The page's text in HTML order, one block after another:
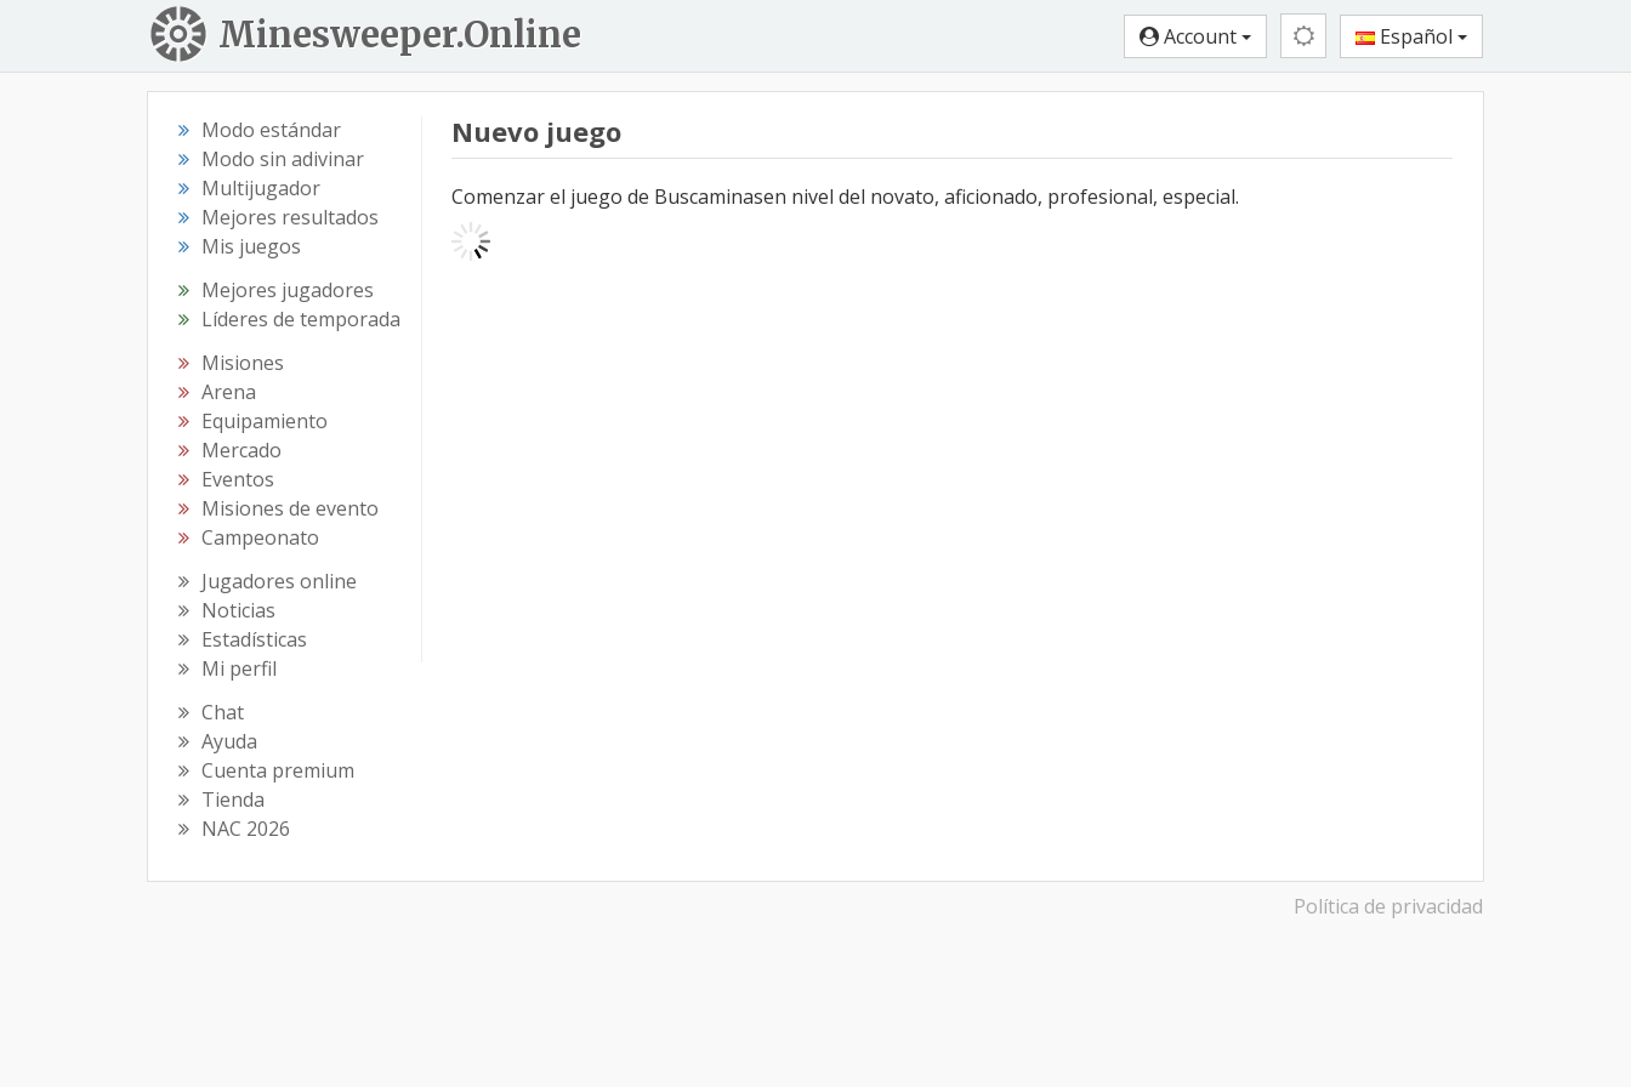
Minesweeper.Online Account Español
Modo estándar
Modo sin adivinar
Multijugador
Mejores resultados
Mis juegos
Mejores jugadores
Líderes de temporada
Misiones
Arena
Equipamiento
Mercado
Eventos
Misiones de evento
Campeonato
Jugadores online
Noticias
Estadísticas
Mi perfil
Chat
Ayuda
Cuenta premium
Tienda
NAC 2026
Nuevo juego
Comenzar el juego de Buscaminasen nivel del novato, aficionado, profesional, especial.
Política de privacidad